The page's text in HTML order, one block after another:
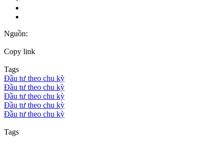
Nguồn:
Copy link
Tags
Đầu tư theo chu kỳ
Đầu tư theo chu kỳ
Đầu tư theo chu kỳ
Đầu tư theo chu kỳ
Đầu tư theo chu kỳ
Tags